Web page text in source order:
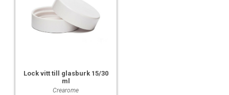
Lock vitt till glasburk 15/30
ml
Crearome